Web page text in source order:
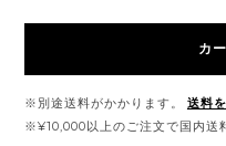
カ
※別途送料がかかります。
送料
※¥10,000以上のご注文で国内送